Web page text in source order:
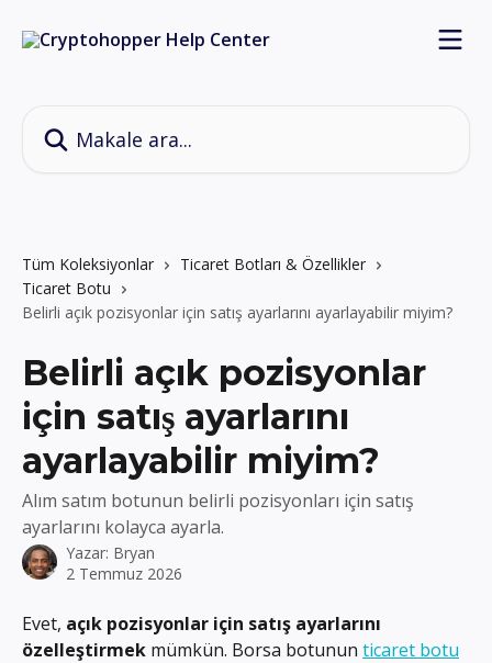
Tüm Koleksiyonlar
Ticaret Botları & Özellikler
Ticaret Botu
Belirli açık pozisyonlar için satış ayarlarını ayarlayabilir miyim?
Belirli açık pozisyonlar
için satış ayarlarını
ayarlayabilir miyim?
Alım satım botunun belirli pozisyonları için satış
ayarlarını kolayca ayarla.
Yazar: Bryan
2 Temmuz 2026
Evet, açık pozisyonlar için satış ayarlarını
özelleştirmek mümkün. Borsa botunun ticaret botu